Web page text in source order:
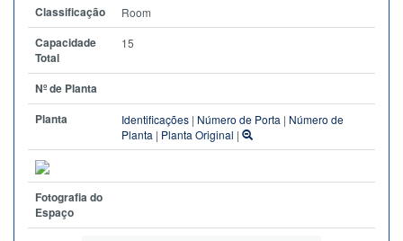
Classificação Room
Capacidade
Total
15
Nº de Planta
Planta
Identificações | Número de Porta | Número de
Planta | Planta Original |
Fotografia do
Espaço